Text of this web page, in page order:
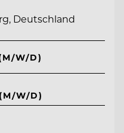
Deutschland
W/D)
W/D)